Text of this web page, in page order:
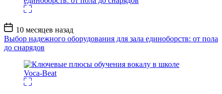
Дата
записи
10 месяцев назад
Выбор надежного оборудования для зала единоборств: от пола
до снарядов